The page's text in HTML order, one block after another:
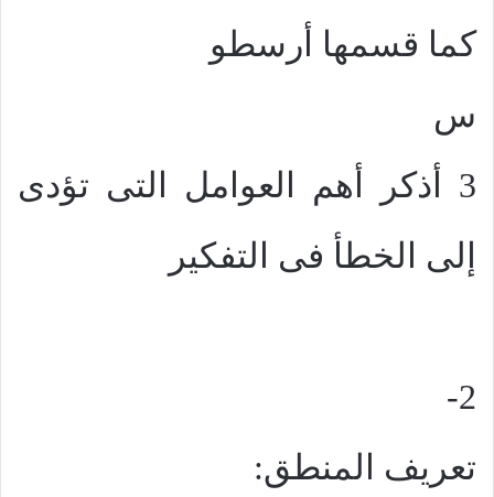
كما قسمها أرسطو
س
3 أذكر أهم العوامل التى تؤدى
إلى الخطأ فى التفكير
2-
تعريف المنطق: